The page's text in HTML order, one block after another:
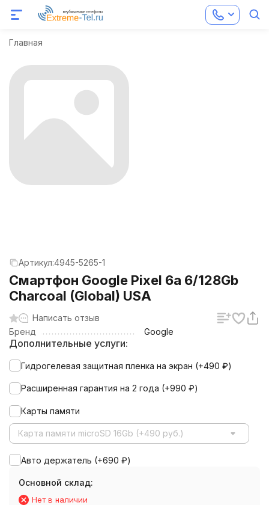
Главная
Артикул:4945-5265-1
Смартфон Google Pixel 6a 6/128Gb
Charcoal (Global) USA
Написать отзыв
Бренд
Google
Дополнительные услуги:
Гидрогелевая защитная пленка на экран (+490 ₽)
Расширенная гарантия на 2 года (+990 ₽)
Карты памяти
Карта памяти microSD 16Gb (+490 руб.)
Авто держатель (+690 ₽)
Основной склад:
Нет в наличии